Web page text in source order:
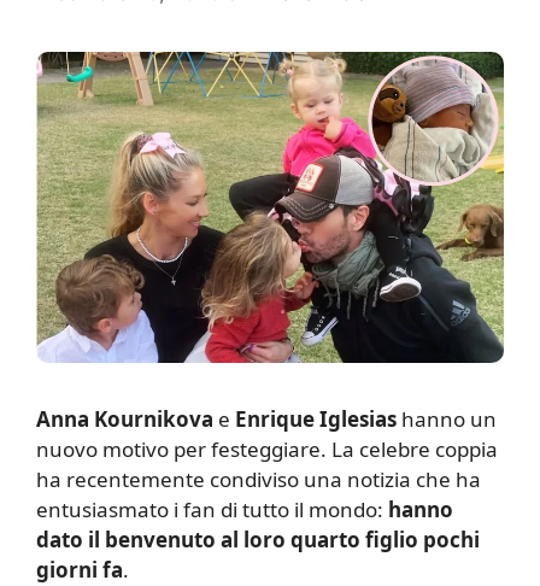
Anna Kournikova e Enrique Iglesias hanno un
nuovo motivo per festeggiare. La celebre coppia
ha recentemente condiviso una notizia che ha
entusiasmato i fan di tutto il mondo: hanno
dato il benvenuto al loro quarto figlio pochi
giorni fa.